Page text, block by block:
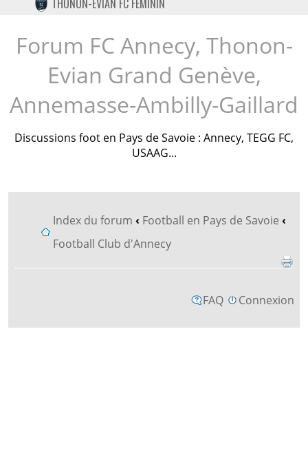
TWITTER
INSTAGRAM
THONON-EVIAN FC FÉMININ
Forum FC Annecy, Thonon-
Evian Grand Genève,
Annemasse-Ambilly-Gaillard
Discussions foot en Pays de Savoie : Annecy, TEGG FC,
USAAG...
Index du forum ‹ Football en Pays de Savoie ‹
Football Club d'Annecy
FAQ Connexion